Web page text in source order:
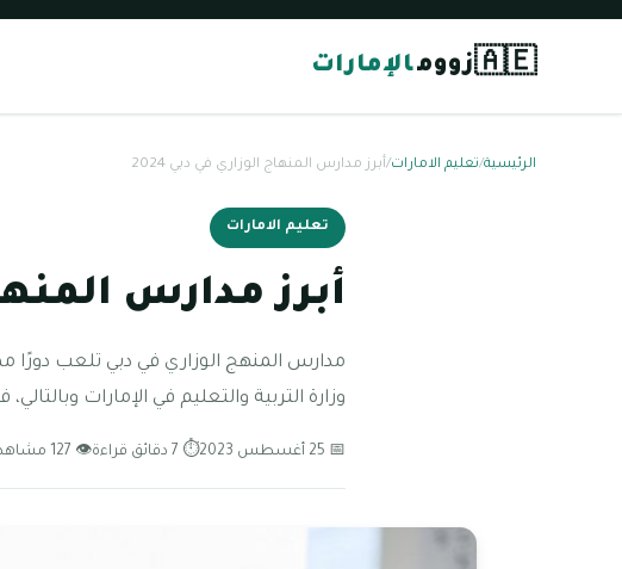
🇦🇪زوومالإمارات
الرئيسية/تعليم الامارات/أبرز مدارس المنهاج الوزاري في دبي 2024
تعليم الامارات
أبرز مدارس
مدارس المنهج الوزاري في دبي تلعب دورًا
وزارة التربية والتعليم في الإمارات
📅 25 أغسطس 2023 ⏱ 7 دقائق قراءة 👁 127 مشاهدة